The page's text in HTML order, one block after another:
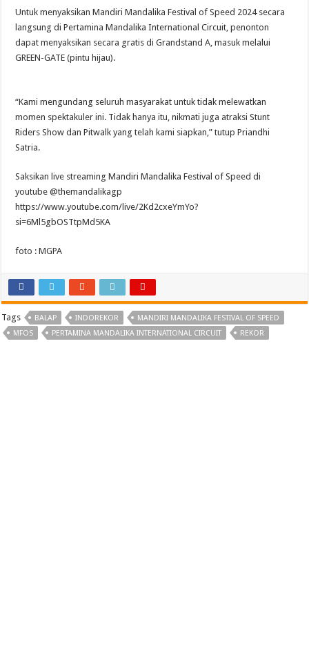
Untuk menyaksikan Mandiri Mandalika Festival of Speed 2024 secara
langsung di Pertamina Mandalika International Circuit, penonton
dapat menyaksikan secara gratis di Grandstand A, masuk melalui
GREEN-GATE (pintu hijau).
“Kami mengundang seluruh masyarakat untuk tidak melewatkan
momen spektakuler ini. Tidak hanya itu, nikmati juga atraksi Stunt
Riders Show dan Pitwalk yang telah kami siapkan,” tutup Priandhi
Satria.
Saksikan live streaming Mandiri Mandalika Festival of Speed di
youtube @themandalikagp
https://www.youtube.com/live/2Kd2cxeYmYo?
si=6Ml5gbOSTtpMd5KA
foto : MGPA
Tags BALAP INDOREKOR
MANDIRI MANDALIKA FESTIVAL OF SPEED
MFOS
PERTAMINA MANDALIKA INTERNATIONAL CIRCUIT REKOR